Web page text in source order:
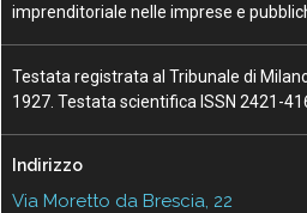
imprenditoriale nelle imprese e
Testata registrata al Tribunale di
1927. Testata scientifica ISSN 2421-
Indirizzo
Via Moretto da Brescia, 22